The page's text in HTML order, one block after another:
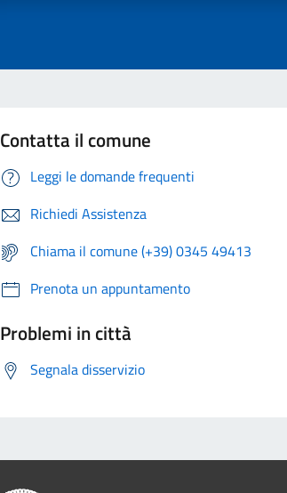
Contatta il comune
Leggi le domande frequenti
Richiedi Assistenza
Chiama il comune (+39) 0345 49413
Prenota un appuntamento
Problemi in città
Segnala disservizio